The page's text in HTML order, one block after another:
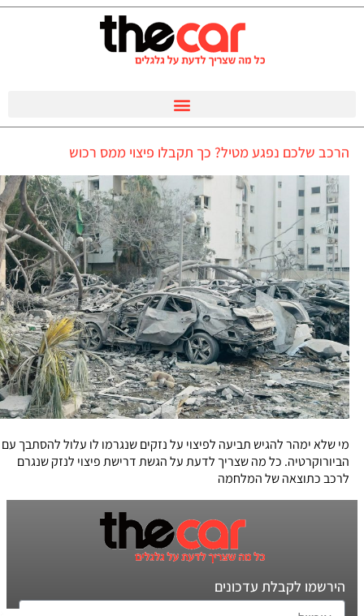
הרכב שלכם נפגע מטיל? כך תקבלו פיצוי ממס רכוש
מי שלא ימהר להגיש תביעה לפיצוי על נזקים שנגרמו לו עלול להסתבך עם
הביורוקרטיה. כל מה שצריך לדעת על הגשת דרישת פיצוי לנזק שנגרם
לרכב כתוצאה של המלחמה
הירשמו לקבלת עדכונים